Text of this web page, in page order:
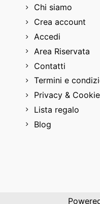
Chi siamo
Crea account
Accedi
Area Riservata
Contatti
Termini e
Privacy &
Lista regalo
Blog